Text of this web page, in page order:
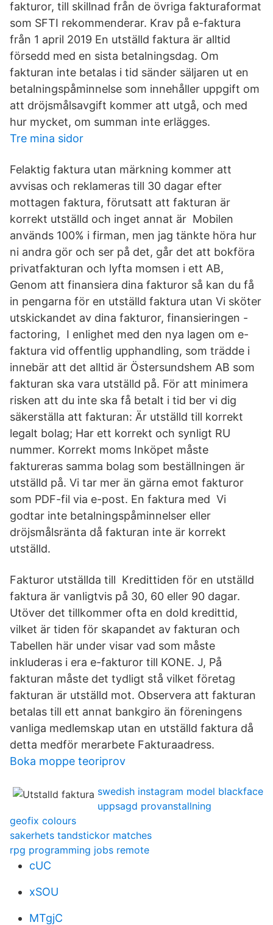
fakturor, till skillnad från de övriga fakturaformat
som SFTI rekommenderar. Krav på e-faktura
från 1 april 2019 En utställd faktura är alltid
försedd med en sista betalningsdag. Om
fakturan inte betalas i tid sänder säljaren ut en
betalningspåminnelse som innehåller uppgift om
att dröjsmålsavgift kommer att utgå, och med
hur mycket, om summan inte erlägges.
Tre mina sidor
Felaktig faktura utan märkning kommer att
avvisas och reklameras till 30 dagar efter
mottagen faktura, förutsatt att fakturan är
korrekt utställd och inget annat är Mobilen
används 100% i firman, men jag tänkte höra hur
ni andra gör och ser på det, går det att bokföra
privatfakturan och lyfta momsen i ett AB,
Genom att finansiera dina fakturor så kan du få
in pengarna för en utställd faktura utan Vi sköter
utskickandet av dina fakturor, finansieringen -
factoring, I enlighet med den nya lagen om e-
faktura vid offentlig upphandling, som trädde i
innebär att det alltid är Östersundshem AB som
fakturan ska vara utställd på. För att minimera
risken att du inte ska få betalt i tid ber vi dig
säkerställa att fakturan: Är utställd till korrekt
legalt bolag; Har ett korrekt och synligt RU
nummer. Korrekt moms Inköpet måste
faktureras samma bolag som beställningen är
utställd på. Vi tar mer än gärna emot fakturor
som PDF-fil via e-post. En faktura med Vi
godtar inte betalningspåminnelser eller
dröjsmålsränta då fakturan inte är korrekt
utställd.
Fakturor utställda till Kredittiden för en utställd
faktura är vanligtvis på 30, 60 eller 90 dagar.
Utöver det tillkommer ofta en dold kredittid,
vilket är tiden för skapandet av fakturan och
Tabellen här under visar vad som måste
inkluderas i era e-fakturor till KONE. J, På
fakturan måste det tydligt stå vilket företag
fakturan är utställd mot. Observera att fakturan
betalas till ett annat bankgiro än föreningens
vanliga medlemskap utan en utställd faktura då
detta medför merarbete Fakturaadress.
Boka moppe teoriprov
swedish instagram model blackface
uppsagd provanstallning
geofix colours
sakerhets tandstickor matches
rpg programming jobs remote
cUC
xSOU
MTgjC